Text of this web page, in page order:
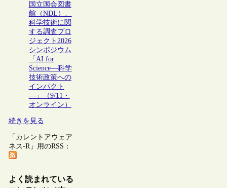
国立国会図書
館（NDL）、
科学技術に関
する調査プロ
ジェクト2026
シンポジウム
「AI for
Science―科学
技術政策への
インパクト
―」（9/11・
オンライン）
続きを見る
「カレントアウェア
ネス-R」用のRSS：
よく読まれている